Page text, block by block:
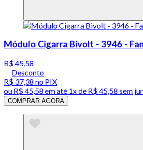
Módulo Cigarra Bivolt - 3946 -
R$ 45,58
Desconto
R$ 37,38 no PIX
ou R$ 45,58 em até 1x de R$ 45,58 sem
COMPRAR AGORA